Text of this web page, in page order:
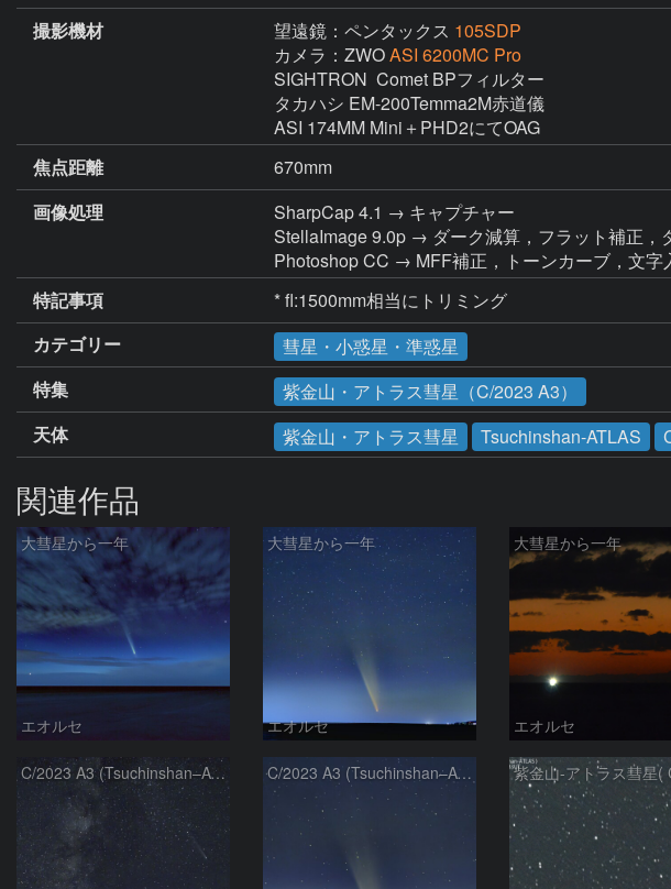
撮影機材
望遠鏡：ペンタックス 105SDP
カメラ：ZWOASI 6200MC Pro
SIGHTRON  Comet BPフィルター
タカハシ EM-200Temma2M赤道儀
ASI 174MM Mini＋PHD2にてOAG
焦点距離
670mm
画像処理
SharpCap 4.1 → キャプチャー
StellaImage 9.0p → ダーク減算，フラット補正，
Photoshop CC → MFF補正，トーンカーブ，文字
特記事項
* fl:1500mm相当にトリミング
カテゴリー
彗星・小惑星・準惑星
特集
紫金山・アトラス彗星（C/2023 A3）
天体
紫金山・アトラス彗星 Tsuchinshan-ATLAS
関連作品
大彗星から一年
エオルセ
大彗星から一年
エオルセ
大彗星から一年
エオルセ
C/2023 A3 (Tsuchinshan–ATLAS)と天の川 C/2023 A3 (Tsuchinshan–ATLAS)